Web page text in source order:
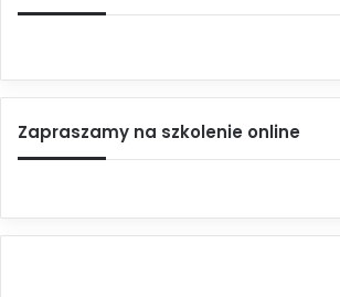
Zapraszamy na szkolenie online